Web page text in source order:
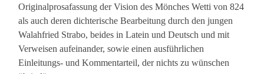
Originalprosafassung der Vision des Mönches Wetti von 824
als auch deren dichterische Bearbeitung durch den jungen
Walahfried Strabo, beides in Latein und Deutsch und mit
Verweisen aufeinander, sowie einen ausführlichen
Einleitungs- und Kommentarteil, der nichts zu wünschen